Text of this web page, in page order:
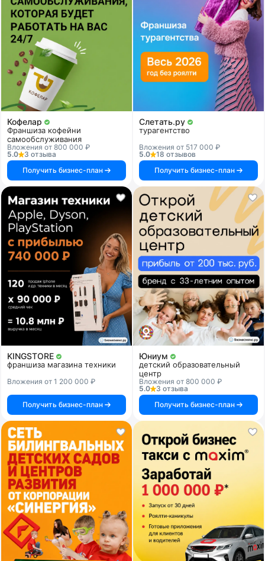
Кофелар
Франшиза кофейни
самообслуживания
Вложения от 800 000 ₽
5.0
3 отзыва
Получить бизнес-план
Слетать.ру
турагентство
Вложения от 517 000 ₽
5.0
18 отзывов
Получить бизнес-план
KINGSTORE
франшиза магазина техники
Вложения от 1 200 000 ₽
Получить бизнес-план
Юниум
детский образовательный
центр
Вложения от 800 000 ₽
5.0
3 отзыва
Получить бизнес-план